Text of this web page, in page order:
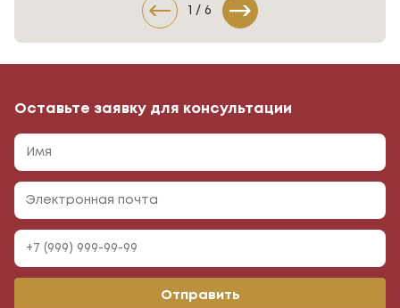
1 / 6
Оставьте заявку для консультации
Отправить